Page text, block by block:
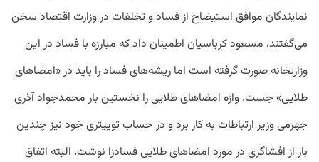
نمایندگان موافق استیضاح از فساد و تخلفات در وزارت اقتصاد سخن
می‌گفتند، مسعود کرباسیان اطمینان داد که مبارزه با فساد در این
وزارتخانه صورت گرفته است اما ریشه‌های فساد را باید در «امضاهای
طلایی» جست. واژه امضاهای طلایی را نخستین بار محمدجواد آذری
جهرمی وزیر ارتباطات به کار برد و در حساب توییتری خود نیز چندین
بار از افشاگری در مورد امضاهای طلایی فسادزا نوشت. البته اتفاق